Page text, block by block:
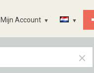
Mijn Account